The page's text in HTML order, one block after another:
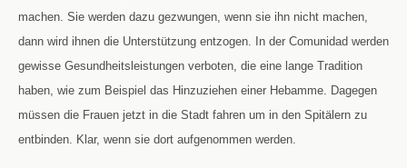
machen. Sie werden dazu gezwungen, wenn sie ihn nicht machen,
dann wird ihnen die Unterstützung entzogen. In der Comunidad werden
gewisse Gesundheitsleistungen verboten, die eine lange Tradition
haben, wie zum Beispiel das Hinzuziehen einer Hebamme. Dagegen
müssen die Frauen jetzt in die Stadt fahren um in den Spitälern zu
entbinden. Klar, wenn sie dort aufgenommen werden.